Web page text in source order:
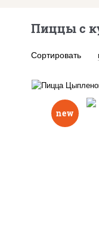
Пиццы с
Сортировать
new
соус